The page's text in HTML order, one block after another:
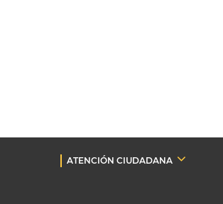
ATENCIÓN CIUDADANA